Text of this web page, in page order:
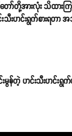
ော်တို့အားလုံး သိထားက
ဟင်းရွက်စားရတာ အ
မွန်တဲ့ ဟင်းသီးဟင်းရွ